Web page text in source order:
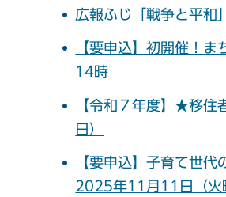
広報ふじ「戦争と平
【要申込】初開催！
14時
【令和７年度】★移
日）
【要申込】子育て世
2025年11月11日（火